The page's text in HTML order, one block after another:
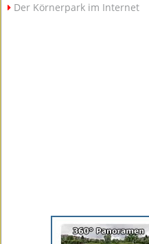
Der Körnerpark im Internet